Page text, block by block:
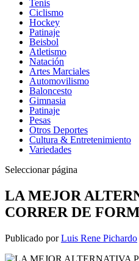
Tenis
Ciclismo
Hockey
Patinaje
Beisbol
Atletismo
Natación
Artes Marciales
Automovilismo
Baloncesto
Gimnasia
Patinaje
Pesas
Otros Deportes
Cultura & Entretenimiento
Variedades
Seleccionar página
LA MEJOR
CORRER DE
Publicado porLuis Rene Pichardo